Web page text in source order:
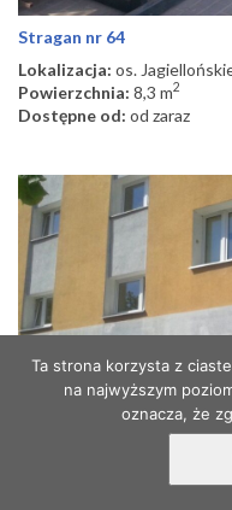
Stragan nr 64
Lokalizacja: os.
Powierzchnia: 8,3 m2
Dostępne od: od zaraz
Ta strona korzysta z
na najwyższym
oznacza, że